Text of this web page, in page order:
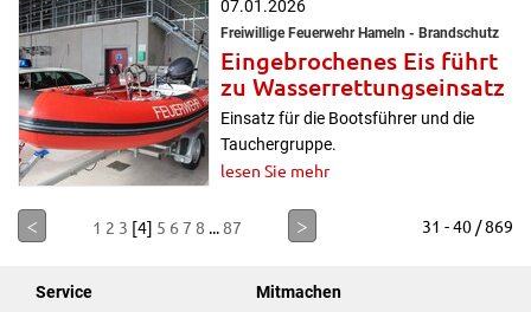
07.01.2026
Freiwillige Feuerwehr Hameln - Brandschutz
Eingebrochenes Eis führt
zu Wasserrettungseinsatz
Einsatz für die Bootsführer und die
Tauchergruppe.
lesen Sie mehr
< 1 2 3 [4] 5 6 7 8 ...87 > 31 - 40 / 869
Service
Mitmachen